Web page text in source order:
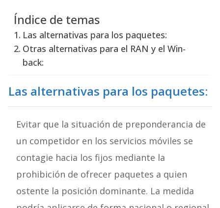
Índice de temas
Las alternativas para los paquetes:
Otras alternativas para el RAN y el Win-
back:
Las alternativas para los paquetes:
Evitar que la situación de preponderancia de
un competidor en los servicios móviles se
contagie hacia los fijos mediante la
prohibición de ofrecer paquetes a quien
ostente la posición dominante. La medida